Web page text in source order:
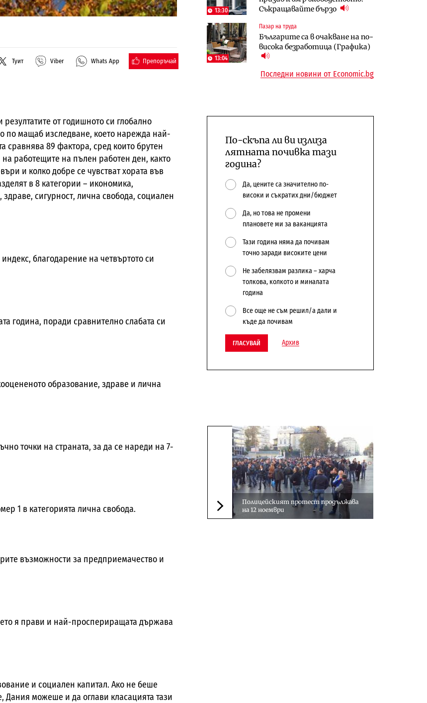
Туит Viber Whats App Препоръчай
от годишното си глобално
по мащаб изследване, което нарежда най-
89 фактора, сред които брутен
работещите на пълен работен ден, както
и колко добре се чувстват хората във
в 8 категории – икономика,
сигурност, лична свобода, социален
благодарение на четвъртото си
година, поради сравнително слабата си
образование, здраве и лична
точки на страната, за да се нареди на 7-
1 в категорията лична свобода.
възможности за предприемачество и
я прави и най-проспериращата държава
и социален капитал. Ако не беше
Дания можеше и да оглави класацията тази
13:30
Съкращавайте бързо
13:04
Пазар на труда
Българите са в очакване на по-
висока безработица (Графика)
откажат напълно от Google
Компании
„Ендуросат“ ще строи огромен
космически и отбранителен
център в Доброславци
10:12
Енергетика
Държавният ТЕЦ „Марица
изток 2“ работи с 5 блока
Последни новини от Economic.bg
По-скъпа ли ви излиза
лятната почивка тази
година?
Да, цените са значително по-
високи и съкратих дни/бюджет
Да, но това не промени
плановете ми за ваканцията
Тази година няма да почивам
точно заради високите цени
Не забелязвам разлика – харча
толкова, колкото и миналата
година
Все още не съм решил/а дали и
къде да почивам
ГЛАСУВАЙ Архив
Следваща новина
Полицейският протест продължава
на 12 ноември